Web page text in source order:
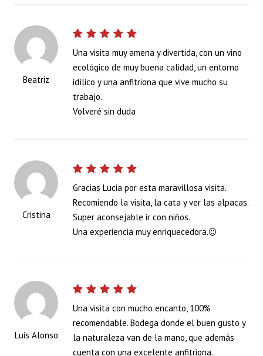
Beatriz
Una visita muy amena y divertida, con un vino
ecológico de muy buena calidad, un entorno
idílico y una anfitriona que vive mucho su
trabajo.
Volveré sin duda
Cristina
Gracias Lucia por esta maravillosa visita.
Recomiendo la visita, la cata y ver las alpacas.
Super aconsejable ir con niños.
Una experiencia muy enriquecedora.☺
Luis Alonso
Una visita con mucho encanto, 100%
recomendable. Bodega donde el buen gusto y
la naturaleza van de la mano, que además
cuenta con una excelente anfitriona.